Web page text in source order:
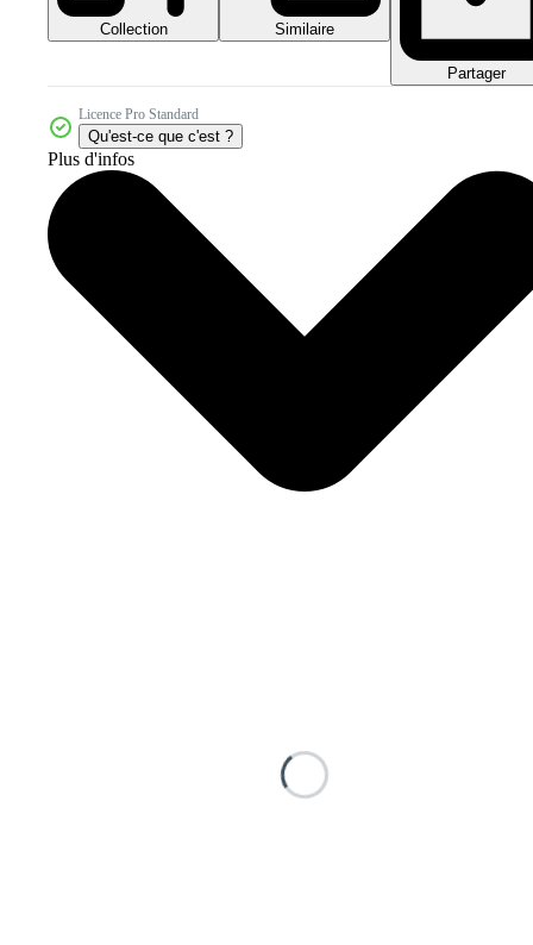
Collection Similaire
Partager
Licence Pro Standard
Qu'est-ce que c'est ?
Plus d'infos